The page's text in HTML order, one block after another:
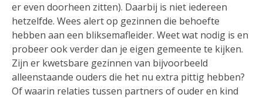
er even doorheen zitten). Daarbij is niet iedereen
hetzelfde. Wees alert op gezinnen die behoefte
hebben aan een bliksemafleider. Weet wat nodig is en
probeer ook verder dan je eigen gemeente te kijken.
Zijn er kwetsbare gezinnen van bijvoorbeeld
alleenstaande ouders die het nu extra pittig hebben?
Of waarin relaties tussen partners of ouder en kind